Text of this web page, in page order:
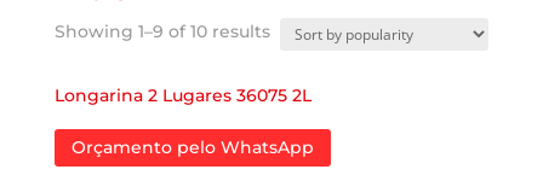
Showing 1–9 of 10 results
Longarina 2 Lugares 36075 2L
Orçamento pelo WhatsApp